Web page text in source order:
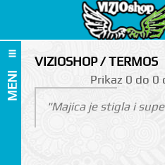
MENI
VIZIOSHOP / TERMOS
Prikаz 0 do 0
"Majica je stigla i